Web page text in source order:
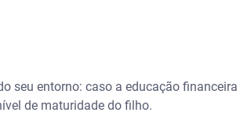
seu entorno: caso a educação financeira
de maturidade do filho.